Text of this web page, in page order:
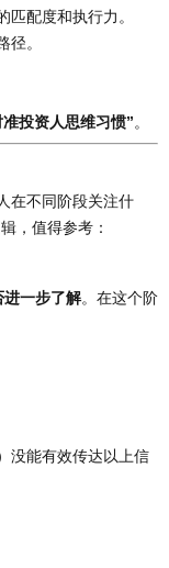
配度和执行力。
。
投资人思维习惯”。
在不同阶段关注什
，值得参考：
一步了解。在这个阶
没能有效传达以上信